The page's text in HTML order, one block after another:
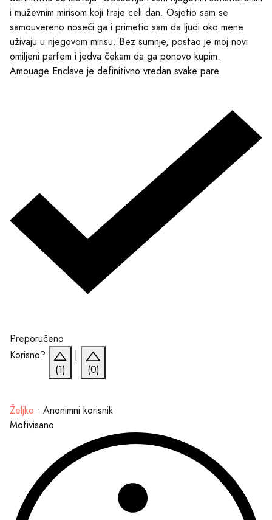
i muževnim mirisom koji traje celi dan. Osjetio sam se
samouvereno noseći ga i primetio sam da ljudi oko mene
uživaju u njegovom mirisu. Bez sumnje, postao je moj novi
omiljeni parfem i jedva čekam da ga ponovo kupim.
Amouage Enclave je definitivno vredan svake pare.
Preporučeno
Korisno?
(1)
(0)
Željko • Anonimni korisnik
Motivisano